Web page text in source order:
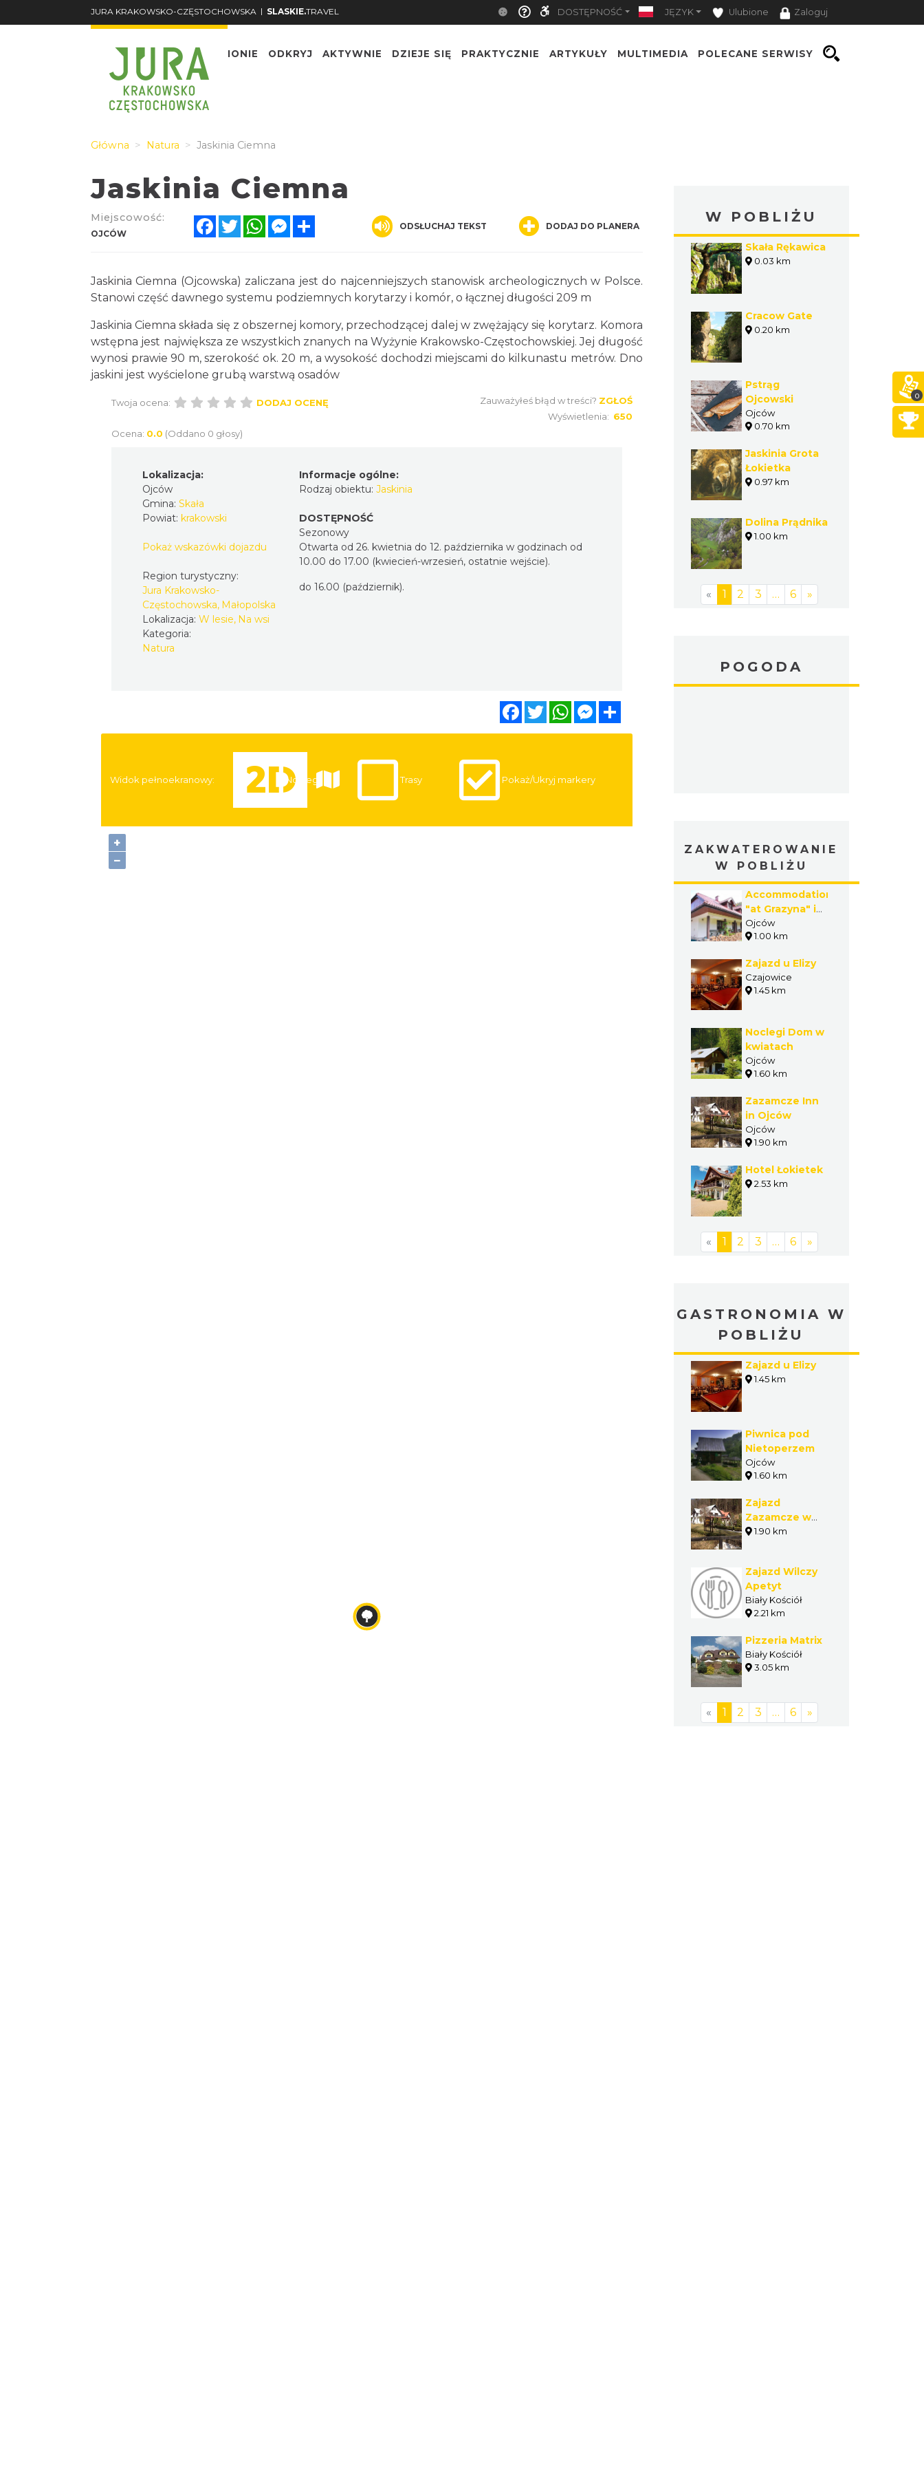
JURA KRAKOWSKO-CZĘSTOCHOWSKA | SLASKIE.TRAVEL DOSTĘPNOŚĆ JĘZYK Ulubione Zaloguj
O REGIONIE ODKRYJ AKTYWNIE DZIEJE SIĘ PRAKTYCZNIE ARTYKUŁY MULTIMEDIA POLECANE SERWISY
Główna Natura Jaskinia Ciemna
Jaskinia Ciemna
Miejscowość:
OJCÓW
FacebookTwitterWhatsAppMessenger ODSŁUCHAJ TEKST DODAJ DO PLANERA
Jaskinia Ciemna (Ojcowska) zaliczana jest do najcenniejszych stanowisk archeologicznych w Polsce.
Stanowi część dawnego systemu podziemnych korytarzy i komór, o łącznej długości 209 m
Jaskinia Ciemna składa się z obszernej komory, przechodzącej dalej w zwężający się korytarz. Komora
wstępna jest największa ze wszystkich znanych na Wyżynie Krakowsko-Częstochowskiej. Jej długość
wynosi prawie 90 m, szerokość ok. 20 m, a wysokość dochodzi miejscami do kilkunastu metrów. Dno
jaskini jest wyścielone grubą warstwą osadów
Twoja ocena: DODAJ OCENĘ
Ocena: 0.0 (Oddano 0 głosy)
Zauważyłeś błąd w treści? ZGŁOŚ
Wyświetlenia: 650
Lokalizacja:
Ojców
Gmina: Skała
Powiat: krakowski
Pokaż wskazówki dojazdu
Region turystyczny:
Jura Krakowsko-
Częstochowska, Małopolska
Lokalizacja: W lesie, Na wsi
Kategoria:
Natura
Informacje ogólne:
Rodzaj obiektu: Jaskinia
DOSTĘPNOŚĆ
Sezonowy
Otwarta od 26. kwietnia do 12. października w godzinach od
10.00 do 17.00 (kwiecień-wrzesień, ostatnie wejście).
do 16.00 (październik).
FacebookTwitterWhatsAppMessenger
+
−
Widok pełnoekranowy: Noclegi Trasy Pokaż/Ukryj markery
W POBLIŻU
Skała Rękawica
0.03 km
Cracow Gate
0.20 km
Pstrąg
Ojcowski
Ojców
0.70 km
Jaskinia Grota
Łokietka
0.97 km
Dolina Prądnika
1.00 km
« 1 2 3 … 6 »
POGODA
ZAKWATEROWANIE
W POBLIŻU
Accommodation
"at Grazyna" in
Ojcow
Ojców
1.00 km
Zajazd u Elizy
Czajowice
1.45 km
Noclegi Dom w
kwiatach
Ojców
1.60 km
Zazamcze Inn
in Ojców
Ojców
1.90 km
Hotel Łokietek
2.53 km
« 1 2 3 … 6 »
GASTRONOMIA W
POBLIŻU
Zajazd u Elizy
1.45 km
Piwnica pod
Nietoperzem
Ojców
1.60 km
Zajazd
Zazamcze w
Ojcowie
1.90 km
Zajazd Wilczy
Apetyt
Biały Kościół
2.21 km
Pizzeria Matrix
Biały Kościół
3.05 km
« 1 2 3 … 6 »
0